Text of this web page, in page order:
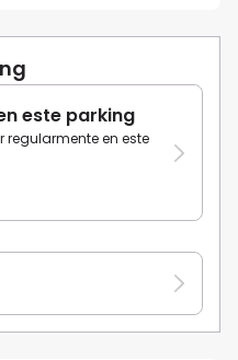
este parking
en este